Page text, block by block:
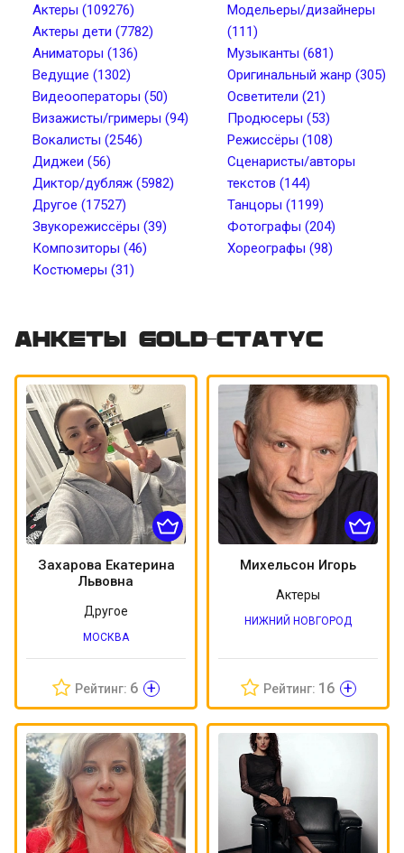
Рост, см от Рост, см до
Вес, кг до
Тембр голоса Длина волос
Цвет волос
Актеры (109276)
Актеры дети (7782)
Аниматоры (136)
Ведущие (1302)
Видеооператоры (50)
Визажисты/гримеры (94)
Вокалисты (2546)
Диджеи (56)
Диктор/дубляж (5982)
Другое (17527)
Звукорежиссёры (39)
Композиторы (46)
Костюмеры (31)
Модельеры/дизайнеры
(111)
Музыканты (681)
Оригинальный жанр (305)
Осветители (21)
Продюсеры (53)
Режиссёры (108)
Сценаристы/авторы
текстов (144)
Танцоры (1199)
Фотографы (204)
Хореографы (98)
Анкеты Gold-статус
Захарова Екатерина
Львовна
Другое
МОСКВА
Рейтинг: 6 +
Михельсон Игорь
Актеры
НИЖНИЙ НОВГОРОД
Рейтинг: 16 +